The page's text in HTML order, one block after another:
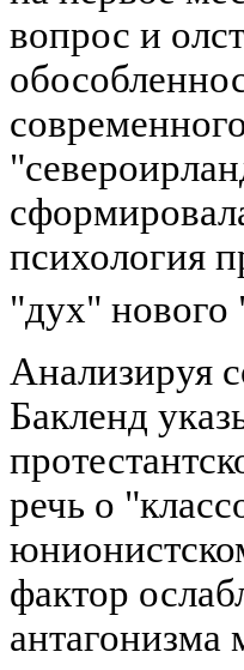
вопрос и
психология
"дух" нового
Анализируя
Бакленд
речь о
фактор